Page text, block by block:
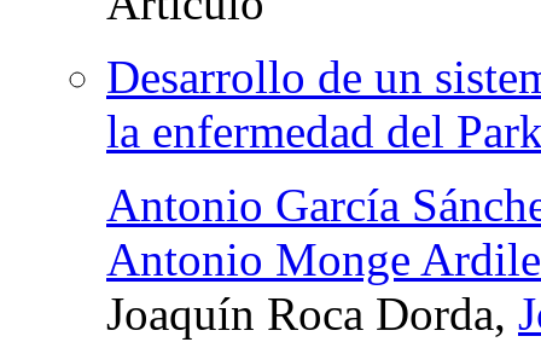
Desarrollo de un
la enfermedad del
Antonio García
Antonio Monge
Joaquín Roca Dorda,